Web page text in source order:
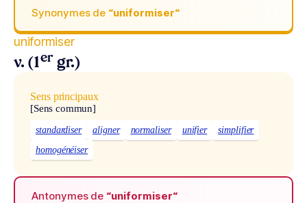
Synonymes de “uniformiser“
uniformiser
v. (1er gr.)
Sens principaux
[Sens commun]
standardiser aligner normaliser unifier
simplifier
homogénéiser
Antonymes de “uniformiser“